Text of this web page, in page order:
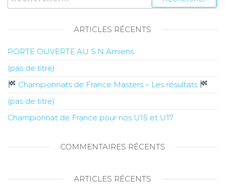
ARTICLES RÉCENTS
PORTE OUVERTE AU S.N.Amiens
(pas de titre)
Championnats de France Masters – Les résultats
(pas de titre)
Championnat de France pour nos U15 et U17
COMMENTAIRES RÉCENTS
ARTICLES RÉCENTS